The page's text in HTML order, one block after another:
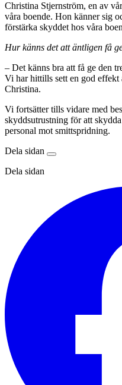
Christina Stjernström, en av
våra boende. Hon känner sig
förstärka skyddet hos våra
Hur känns det att äntligen få
– Det känns bra att få ge den
Vi har hittills sett en god effekt
Christina.
Vi fortsätter tills vidare med
skyddsutrustning för att
personal mot smittspridning.
Dela sidan
Dela sidan